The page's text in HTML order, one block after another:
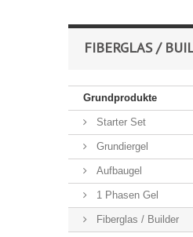
FIBERGLAS /
Grundprodukte
Starter Set
Grundiergel
Aufbaugel
1 Phasen Gel
Fiberglas / Builder